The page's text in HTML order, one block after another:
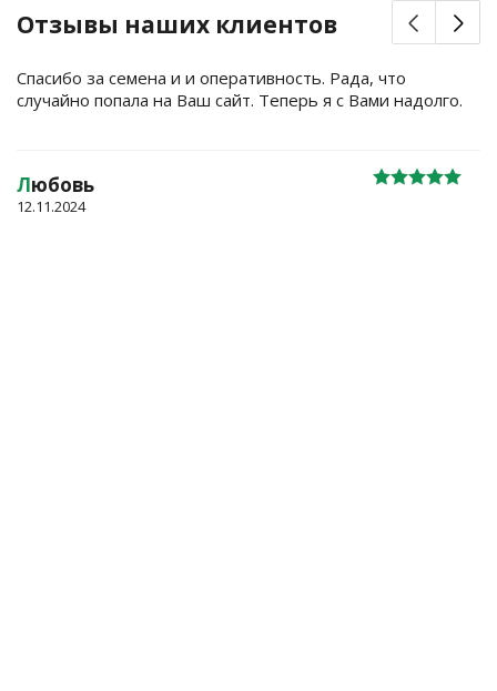
Отзывы наших клиентов
Спасибо за семена и и оперативность. Рада, что
случайно попала на Ваш сайт. Теперь я с Вами надолго.
Любовь
12.11.2024